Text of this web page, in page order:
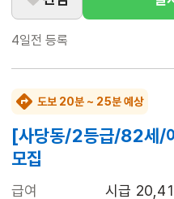
4일전 등록
도보 20분 ~ 25분 예상
[사당동/2등급/82세/
모집
급여
시급